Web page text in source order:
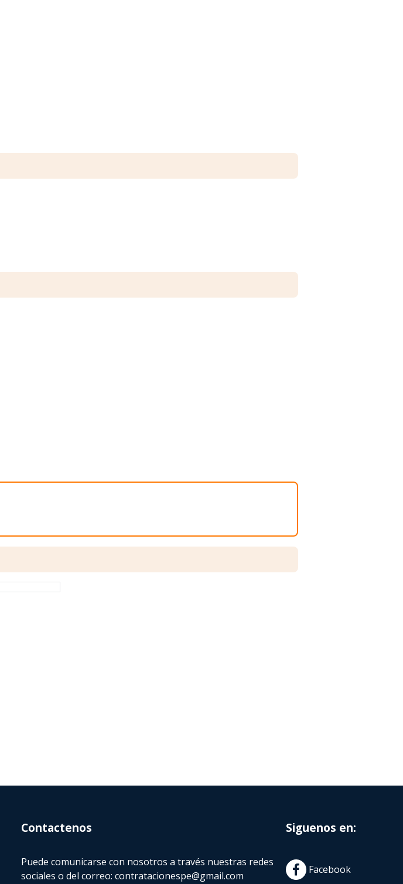
Contactenos
Puede comunicarse con nosotros a través nuestras redes
sociales o del correo:contratacionespe@gmail.com
Siguenos en:
Facebook